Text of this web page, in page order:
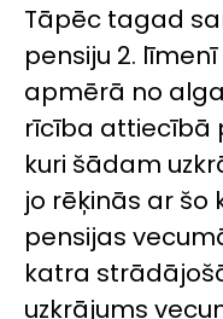
Tāpēc tagad
pensiju 2.
apmērā no
rīcība attiecībā
kuri šādam
jo rēķinās ar šo
pensijas
katra
uzkrājums